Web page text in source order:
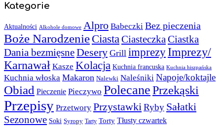
Kategorie
Aktualności Alkohole domowe Alpro Babeczki Bez pieczenia
Boże NarodzenieCiastaCiasteczkaCiastka
Dania bezmięsneDesery Grill imprezy Imprezy/
Karnawał Kasze Kolacja Kuchnia francuska Kuchnia hiszpańska
Kuchnia włoska Makaron Nalewki Naleśniki Napoje/koktajle
Obiad Pieczenie Pieczywo PolecanePrzekąski
Przepisy Przetwory PrzystawkiRyby Sałatki
Sezonowe Soki Syropy Tarty Torty Tłusty czwartek